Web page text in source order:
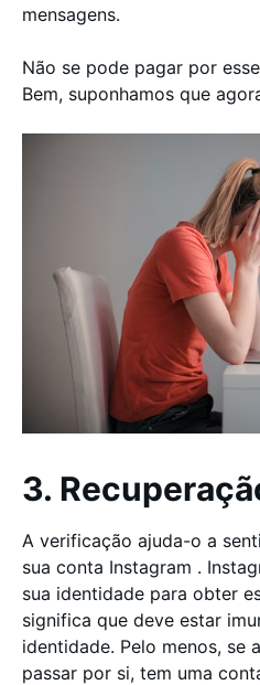
mensagens.
Não se pode pagar por
Bem, suponhamos que
3.
A verificação ajuda-o a
sua conta Instagram .
sua identidade para obter
significa que deve estar
identidade. Pelo menos, se
passar por si, tem uma